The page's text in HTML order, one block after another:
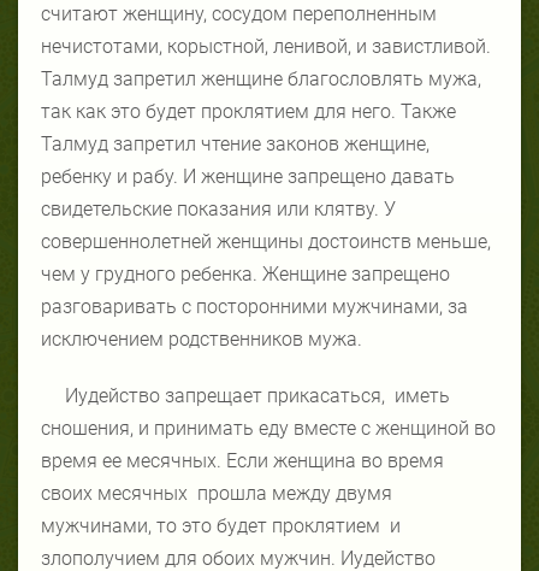
считают женщину, сосудом переполненным
нечистотами, корыстной, ленивой, и завистливой.
Талмуд запретил женщине благословлять мужа,
так как это будет проклятием для него. Также
Талмуд запретил чтение законов женщине,
ребенку и рабу. И женщине запрещено давать
свидетельские показания или клятву. У
совершеннолетней женщины достоинств меньше,
чем у грудного ребенка. Женщине запрещено
разговаривать с посторонними мужчинами, за
исключением родственников мужа.
Иудейство запрещает прикасаться, иметь
сношения, и принимать еду вместе с женщиной во
время ее месячных. Если женщина во время
своих месячных прошла между двумя
мужчинами, то это будет проклятием и
злополучием для обоих мужчин. Иудейство